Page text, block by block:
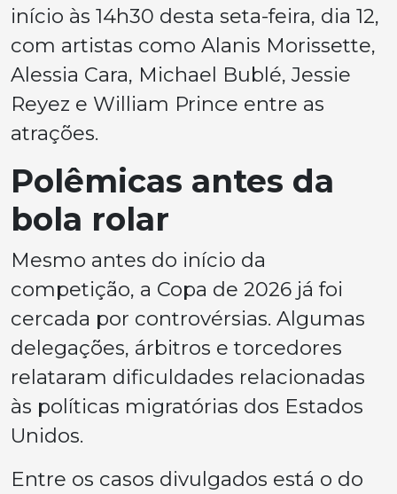
início às 14h30 desta seta-feira, dia 12,
com artistas como Alanis Morissette,
Alessia Cara, Michael Bublé, Jessie
Reyez e William Prince entre as
atrações.
Polêmicas antes da
bola rolar
Mesmo antes do início da
competição, a Copa de 2026 já foi
cercada por controvérsias. Algumas
delegações, árbitros e torcedores
relataram dificuldades relacionadas
às políticas migratórias dos Estados
Unidos.
Entre os casos divulgados está o do